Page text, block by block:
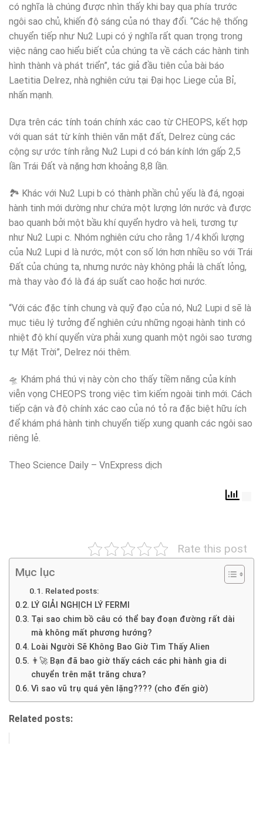
có nghĩa là chúng được nhìn thấy khi bay qua phía trước
ngôi sao chủ, khiến độ sáng của nó thay đổi. “Các hệ thống
chuyển tiếp như Nu2 Lupi có ý nghĩa rất quan trọng trong
việc nâng cao hiểu biết của chúng ta về cách các hành tinh
hình thành và phát triển”, tác giả đầu tiên của bài báo
Laetitia Delrez, nhà nghiên cứu tại Đại học Liege của Bỉ,
nhấn mạnh.
Dựa trên các tính toán chính xác cao từ CHEOPS, kết hợp
với quan sát từ kính thiên văn mặt đất, Delrez cùng các
cộng sự ước tính rằng Nu2 Lupi d có bán kính lớn gấp 2,5
lần Trái Đất và nặng hơn khoảng 8,8 lần.
🏞️ Khác với Nu2 Lupi b có thành phần chủ yếu là đá, ngoại
hành tinh mới dường như chứa một lượng lớn nước và được
bao quanh bởi một bầu khí quyển hydro và heli, tương tự
như Nu2 Lupi c. Nhóm nghiên cứu cho rằng 1/4 khối lượng
của Nu2 Lupi d là nước, một con số lớn hơn nhiều so với Trái
Đất của chúng ta, nhưng nước này không phải là chất lỏng,
mà thay vào đó là đá áp suất cao hoặc hơi nước.
“Với các đặc tính chung và quỹ đạo của nó, Nu2 Lupi d sẽ là
mục tiêu lý tưởng để nghiên cứu những ngoại hành tinh có
nhiệt độ khí quyển vừa phải xung quanh một ngôi sao tương
tự Mặt Trời”, Delrez nói thêm.
🛸 Khám phá thú vị này còn cho thấy tiềm năng của kính
viễn vọng CHEOPS trong việc tìm kiếm ngoài tinh mới. Cách
tiếp cận và độ chính xác cao của nó tỏ ra đặc biệt hữu ích
để khám phá hành tinh chuyển tiếp xung quanh các ngôi sao
riêng lẻ.
Theo Science Daily – VnExpress dịch
Rate this post
Mục lục
Related posts:
LÝ GIẢI NGHỊCH LÝ FERMI
Tại sao chim bồ câu có thể bay đoạn đường rất dài
mà không mất phương hướng?
Loài Người Sẽ Không Bao Giờ Tìm Thấy Alien
👨‍🚀 Bạn đã bao giờ thấy cách các phi hành gia di
chuyển trên mặt trăng chưa?
Vì sao vũ trụ quá yên lặng???? (cho đến giờ)
Related posts: